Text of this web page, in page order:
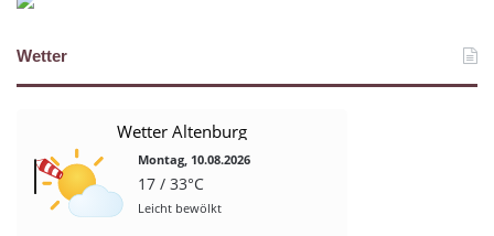
Wetter
Wetter Altenburg
Montag, 10.08.2026
17 / 33°C
Leicht bewölkt